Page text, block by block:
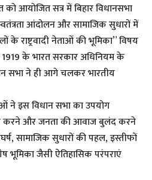
आयोजित सत्र में बिहार विधानसभा
आंदोलन और सामाजिक सुधारों में
के राष्ट्रवादी नेताओं की भूमिका” विषय
1919 के भारत सरकार अधिनियम के
सभा ने ही आगे चलकर भारतीय
ने इस विधान सभा का उपयोग
करने और जनता की आवाज बुलंद करने
सामाजिक सुधारों की पहल, इस्तीफों
भूमिका जैसी ऐतिहासिक परंपराएं